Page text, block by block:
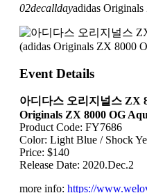
02decalldayadidas
Event Details
아디다스 오리지널스 ZX
Originals ZX 8000 OG
Product Code: FY7686
Color: Light Blue / Shock
Price: $140
Release Date: 2020.Dec.2
more info: https://